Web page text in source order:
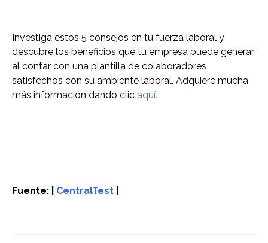
Investiga estos 5 consejos en tu fuerza laboral y
descubre los beneficios que tu empresa puede generar
al contar con una plantilla de colaboradores
satisfechos con su ambiente laboral. Adquiere mucha
más información dando clic aquí.
Fuente: | CentralTest